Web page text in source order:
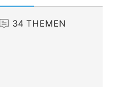
34 THEMEN